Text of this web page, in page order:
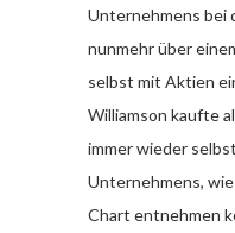
Unternehmens bei
nunmehr über
selbst mit Aktien
Williamson kaufte
immer wieder
Unternehmens,
Chart entnehmen